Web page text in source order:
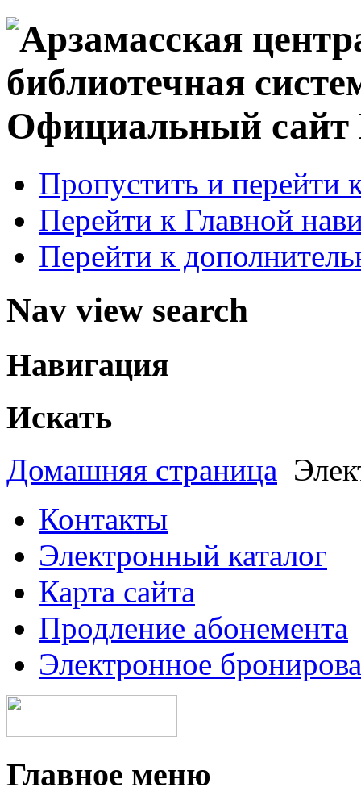
Официальный
Пропустить и перейти
Перейти к Главной
Перейти к
Nav view search
Навигация
Искать
Домашняя страница
Контакты
Электронный каталог
Карта сайта
Продление абонемента
Электронное
Главное меню